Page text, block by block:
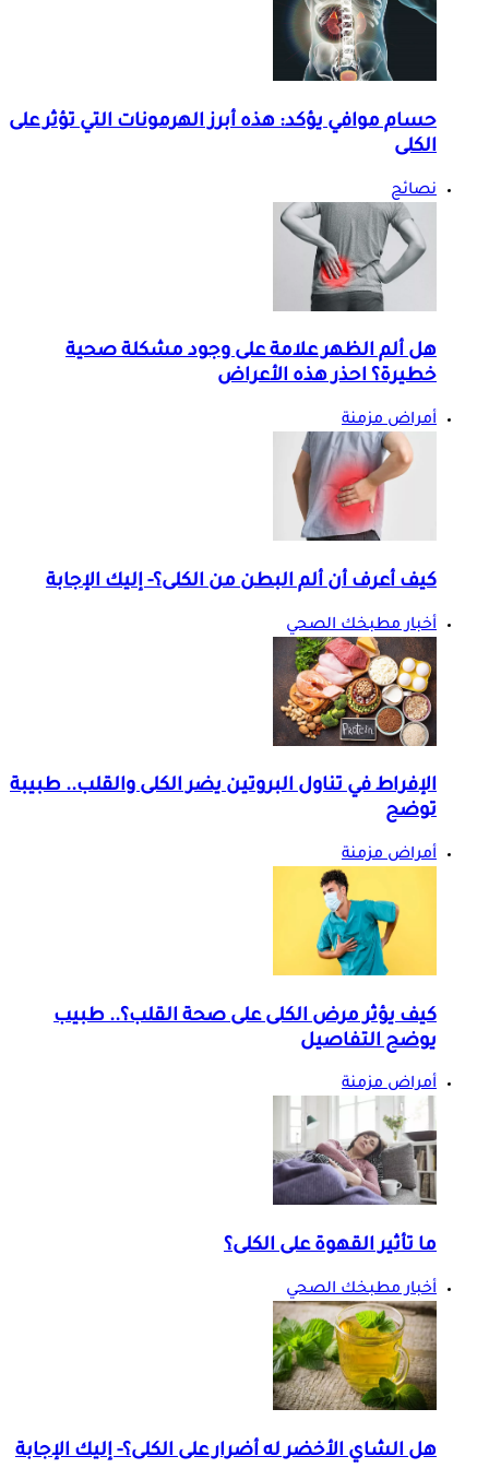
حسام موافي يؤكد: هذه أبرز الهرمونات التي تؤثر على
الكلى
نصائح
هل ألم الظهر علامة على وجود مشكلة صحية
خطيرة؟ احذر هذه الأعراض
أمراض مزمنة
كيف أعرف أن ألم البطن من الكلى؟- إليك الإجابة
أخبار مطبخك الصحي
الإفراط في تناول البروتين يضر الكلى والقلب.. طبيبة
توضح
أمراض مزمنة
كيف يؤثر مرض الكلى على صحة القلب؟.. طبيب
يوضح التفاصيل
أمراض مزمنة
ما تأثير القهوة على الكلى؟
أخبار مطبخك الصحي
هل الشاي الأخضر له أضرار على الكلى؟- إليك الإجابة